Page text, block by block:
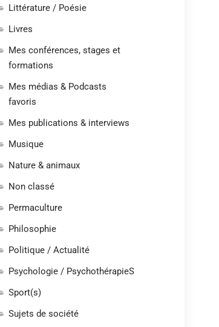
Littérature / Poésie
Livres
Mes conférences, stages et
formations
Mes médias & Podcasts
favoris
Mes publications & interviews
Musique
Nature & animaux
Non classé
Permaculture
Philosophie
Politique / Actualité
Psychologie / PsychothérapieS
Sport(s)
Sujets de société